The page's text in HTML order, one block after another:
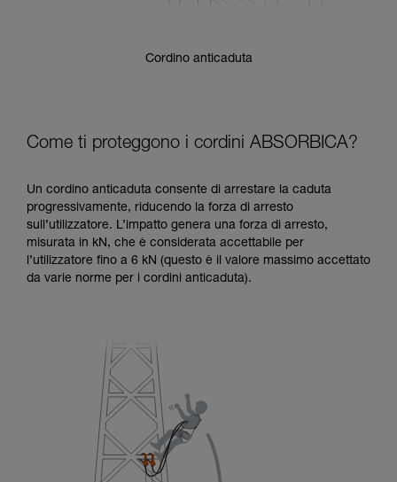
Cordino anticaduta
Come ti proteggono i cordini ABSORBICA?
Un cordino anticaduta consente di arrestare la caduta
progressivamente, riducendo la forza di arresto
sull’utilizzatore. L’impatto genera una forza di arresto,
misurata in kN, che è considerata accettabile per
l’utilizzatore fino a 6 kN (questo è il valore massimo accettato
da varie norme per i cordini anticaduta).